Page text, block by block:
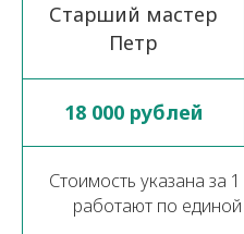
Старший мастер
Петр
18 000 рублей
Стоимость указана за
работают по